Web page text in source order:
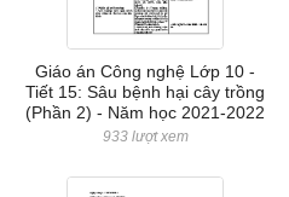
Giáo án Công nghệ Lớp 10 -
Tiết 15: Sâu bệnh hại cây trồng
(Phần 2) - Năm học 2021-2022
933 lượt xem